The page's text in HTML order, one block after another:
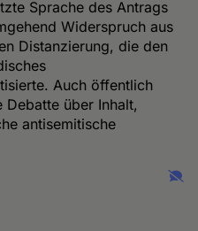
Sprache des Antrags
Widerspruch aus
Distanzierung, die den
Auch öffentlich
über Inhalt,
antisemitische